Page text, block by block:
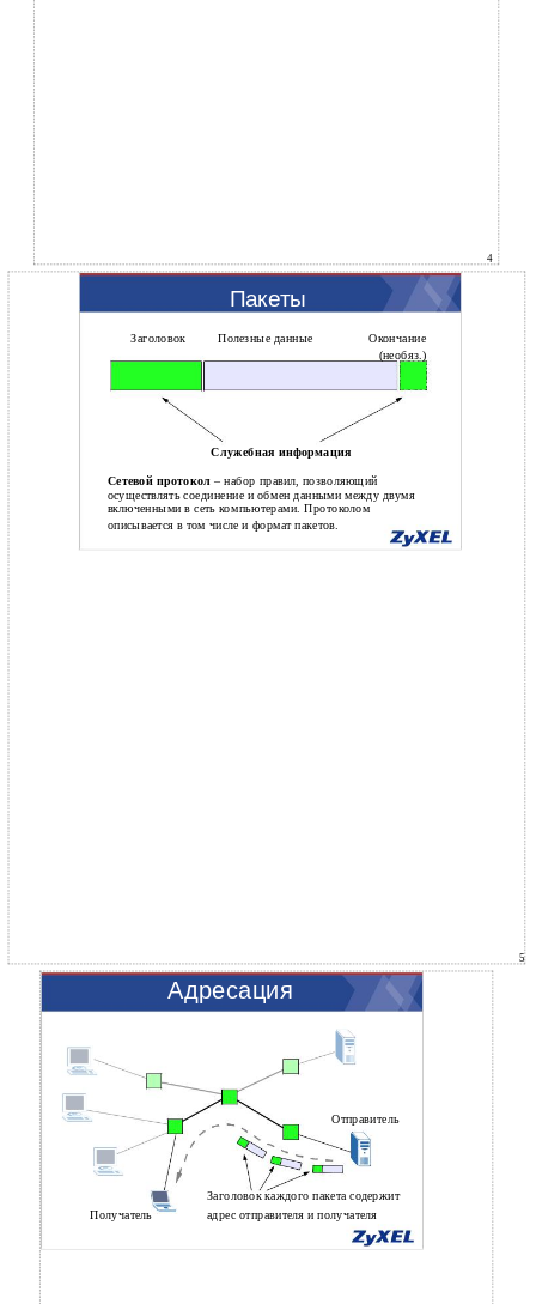
4
Пакеты
Заголовок Полезные данные
Окончание
(необяз.)
Служебная информация
Сетевой протокол– набор правил, позволяющий
осуществлять соединение и обмен данными между двумя
включенными в сеть компьютерами. Протоколом
описывается в том числе и формат пакетов.
5
Адресация
Отправитель
Заголовок каждого пакета содержит
Получатель
адрес отправителя и получателя